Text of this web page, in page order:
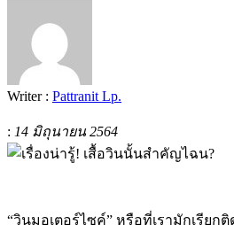
Writer : Pattranit Lp.
: 14 มิถุนายน 2564
“วินมอเตอร์ไซค์” หรือที่เรามักเรียก